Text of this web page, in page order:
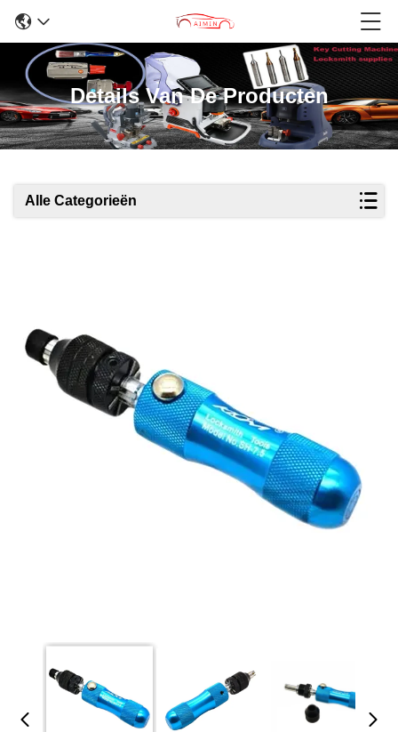
Details Van De Producten
Alle Categorieën